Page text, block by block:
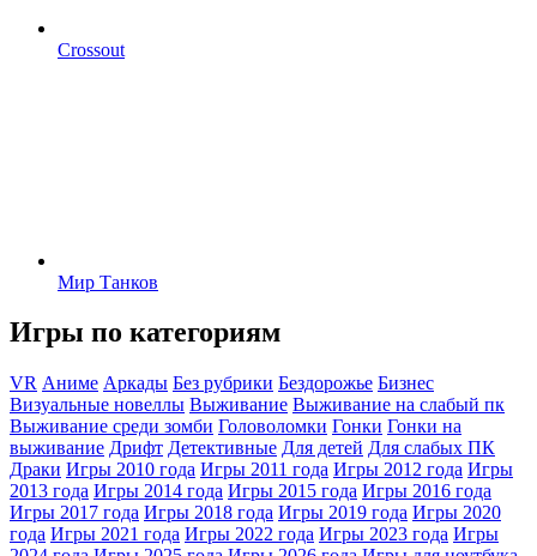
Crossout
Мир Танков
Игры по категориям
VR Аниме Аркады Без рубрики Бездорожье Бизнес
Визуальные новеллы Выживание Выживание на слабый пк
Выживание среди зомби Головоломки Гонки Гонки на
выживание Дрифт Детективные Для детей Для слабых ПК
Драки Игры 2010 года Игры 2011 года Игры 2012 года Игры
2013 года Игры 2014 года Игры 2015 года Игры 2016 года
Игры 2017 года Игры 2018 года Игры 2019 года Игры 2020
года Игры 2021 года Игры 2022 года Игры 2023 года Игры